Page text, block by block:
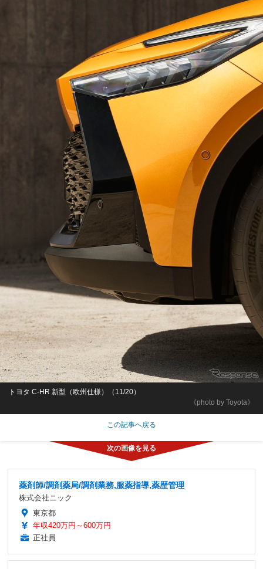
《photo by Toyota》
トヨタ C-HR 新型（欧州仕様）（11/20）
この記事へ戻る
薬剤師/調剤薬局/調剤業務,服薬指導,薬歴管理
株式会社ニック
東京都
年収420万円～600万円
正社員